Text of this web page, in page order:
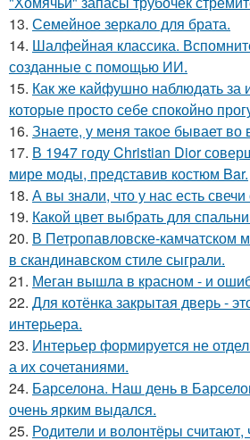
13. Семейное зеркало для брата.
14. Шалфейная классика.
созданные с помощью ИИ.
15. Как же кайфушно наблюдать за
которые просто себе спокойно
16. Знаете, у меня такое бывает во
17. В 1947 году Christian Dior
мире моды, представив костюм Bar.
18. А вы знали, что у нас есть
19. Какой цвет выбрать для
20. В Петропавловске-камчатском
в скандинавском стиле сыграли.
21. Меган вышла в красном - и
22. Для котёнка закрытая дверь -
интерьера.
23. Интерьер формируется не
а их сочетаниями.
24. Барселона. Наш день в
очень ярким выдался.
25. Родители и волонтёры считают,